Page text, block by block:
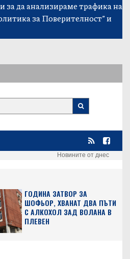
за да анализираме трафика на
за Поверителност”и
Новините от днес
ГОДИНА ЗАТВОР ЗА
ШОФЬОР, ХВАНАТ ДВА ПЪТИ
С АЛКОХОЛ ЗАД ВОЛАНА В
ПЛЕВЕН